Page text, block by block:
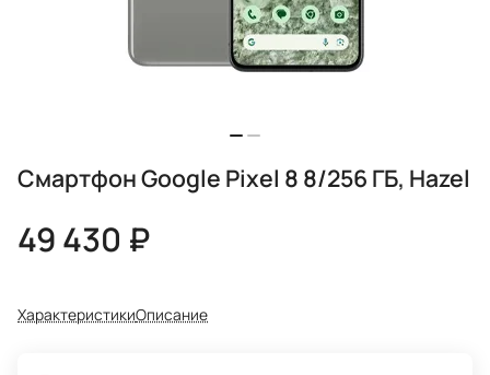
Смартфон Google Pixel 8 8/256 ГБ, Hazel
49 430 ₽
ХарактеристикиОписание